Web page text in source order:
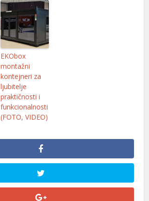
EKObox
montažni
kontejneri za
ljubitelje
praktičnosti i
funkcionalnosti
(FOTO, VIDEO)